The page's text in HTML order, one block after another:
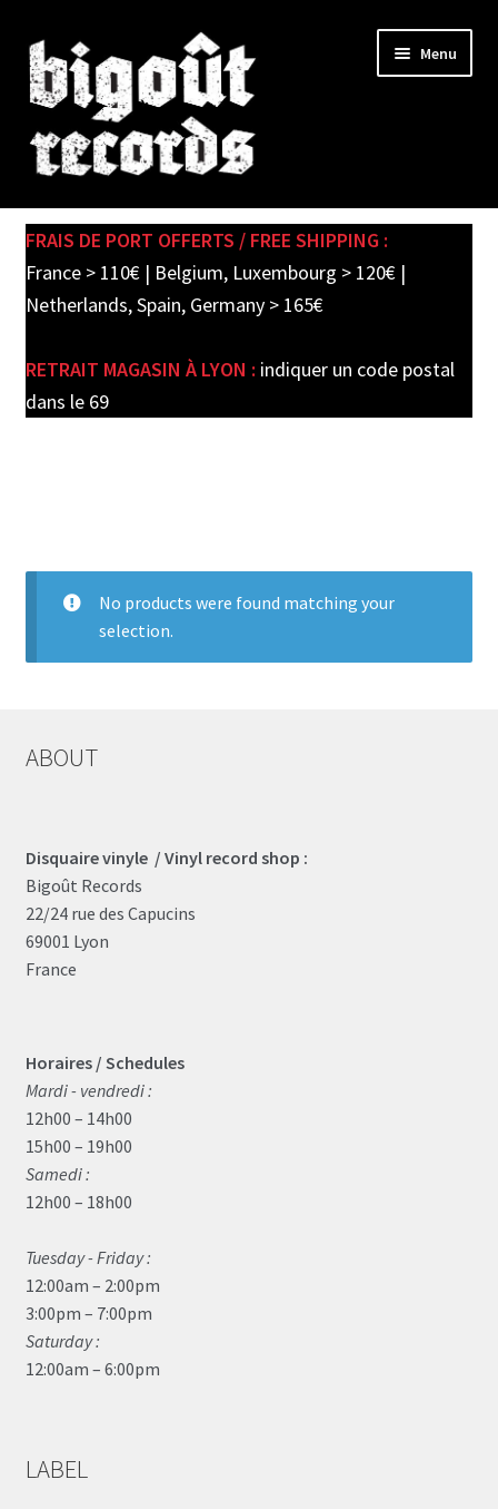
Skip
to
navigation
Skip
to
content
Menu
SHOP
child
PRE-ORDERS
FRAIS DE PORT OFFERTS / FREE SHIPPING :
France > 110€ | Belgium, Luxembourg > 120€ |
Netherlands, Spain, Germany > 165€
RETRAIT MAGASIN À LYON : indiquer un code postal
dans le 69
No products were found matching your
selection.
ABOUT
Disquaire vinyle / Vinyl record shop :
Bigoût Records
22/24 rue des Capucins
69001 Lyon
France
Horaires / Schedules
Mardi - vendredi :
12h00 – 14h00
15h00 – 19h00
Samedi :
12h00 – 18h00
Tuesday - Friday :
12:00am – 2:00pm
3:00pm – 7:00pm
Saturday :
12:00am – 6:00pm
LABEL